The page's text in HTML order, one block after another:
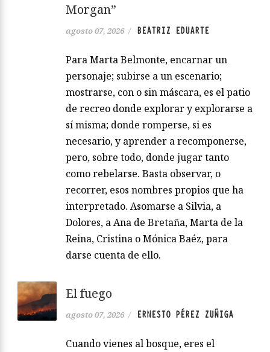
Morgan”
agosto 07, 2026 / BEATRIZ EDUARTE
Para Marta Belmonte, encarnar un
personaje; subirse a un escenario;
mostrarse, con o sin máscara, es el patio
de recreo donde explorar y explorarse a
sí misma; donde romperse, si es
necesario, y aprender a recomponerse,
pero, sobre todo, donde jugar tanto
como rebelarse. Basta observar, o
recorrer, esos nombres propios que ha
interpretado. Asomarse a Silvia, a
Dolores, a Ana de Bretaña, Marta de la
Reina, Cristina o Mónica Baéz, para
darse cuenta de ello.
El fuego
agosto 07, 2026 / ERNESTO PÉREZ ZUÑIGA
Cuando vienes al bosque, eres el